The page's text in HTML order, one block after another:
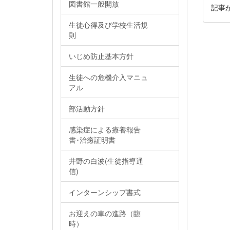
記事
図書館一般開放
生徒心得及び学校生活規
則
いじめ防止基本方針
生徒への危機介入マニュ
アル
部活動方針
感染症による療養報告
書･治癒証明書
井野の白波(生徒指導通
信)
インターンシップ書式
お迎えの車の進路（臨
時）